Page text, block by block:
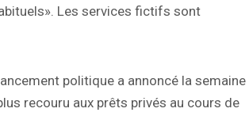
Les services fictifs sont
politique a annoncé la semaine
recouru aux prêts privés au cours de